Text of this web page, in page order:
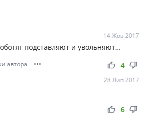
14 Жов 2017
подставляют и увольняют…
автора ••• thumb_up thumb_down
4
28 Лип 2017
thumb_up thumb_down
6